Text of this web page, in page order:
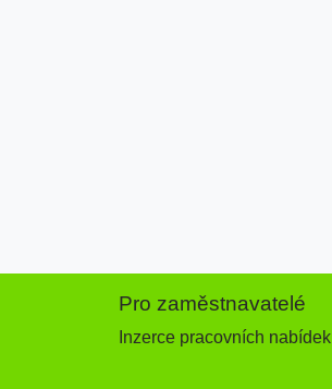
Pro zaměstnavatelé
Inzerce pracovních nabídek